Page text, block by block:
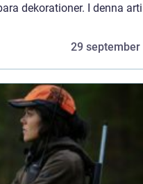
dekorationer. I denna
29 september